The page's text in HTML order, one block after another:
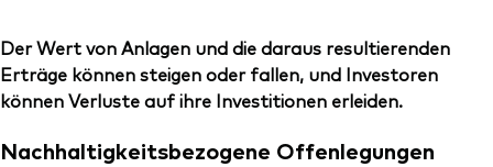
Der Wert von Anlagen und die daraus resultierenden
Erträge können steigen oder fallen, und Investoren
können Verluste auf ihre Investitionen erleiden.
Nachhaltigkeitsbezogene Offenlegungen